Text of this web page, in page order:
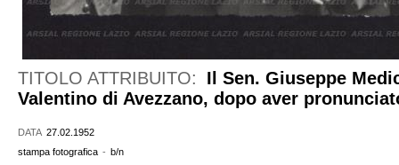
TITOLO ATTRIBUITO:
Il Sen. Giuseppe
Valentino di Avezzano, dopo aver
DATA 27.02.1952
stampa fotografica - b/n